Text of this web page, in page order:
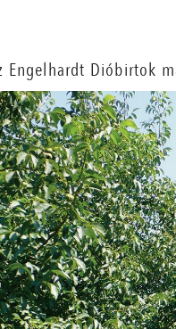
Engelhardt Dióbirtok